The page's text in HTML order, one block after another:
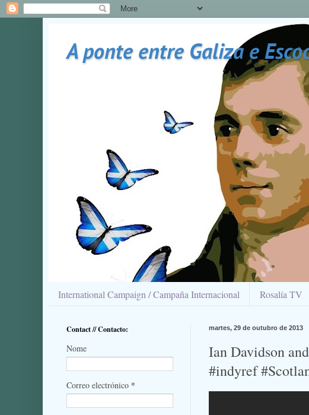
A ponte entre Galiza e
International Campaign / Campaña Internacional Rosalía TV
martes, 29 de outubro de 2013
Ian Davidson
#indyref
Contact // Contacto:
Nome
Correo electrónico *